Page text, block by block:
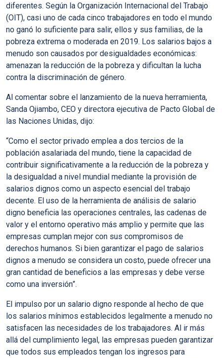
diferentes. Según la Organización Internacional del Trabajo
(OIT), casi uno de cada cinco trabajadores en todo el mundo
no ganó lo suficiente para salir, ellos y sus familias, de la
pobreza extrema o moderada en 2019. Los salarios bajos a
menudo son causados ​​por desigualdades económicas:
amenazan la reducción de la pobreza y dificultan la lucha
contra la discriminación de género.
Al comentar sobre el lanzamiento de la nueva herramienta,
Sanda Ojiambo, CEO y directora ejecutiva de Pacto Global de
las Naciones Unidas, dijo:
“Como el sector privado emplea a dos tercios de la
población asalariada del mundo, tiene la capacidad de
contribuir significativamente a la reducción de la pobreza y
la desigualdad a nivel mundial mediante la provisión de
salarios dignos como un aspecto esencial del trabajo
decente. El uso de la herramienta de análisis de salario
digno beneficia las operaciones centrales, las cadenas de
valor y el entorno operativo más amplio y permite que las
empresas cumplan mejor con sus compromisos de
derechos humanos. Si bien garantizar el pago de salarios
dignos a menudo se considera un costo, puede ofrecer una
gran cantidad de beneficios a las empresas y debe verse
como una inversión”.
El impulso por un salario digno responde al hecho de que
los salarios mínimos establecidos legalmente a menudo no
satisfacen las necesidades de los trabajadores. Al ir más
allá del cumplimiento legal, las empresas pueden garantizar
que todos sus empleados tengan los ingresos para